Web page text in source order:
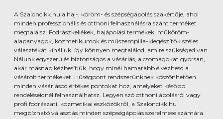
A Szaloncikk.hu a haj-, köröm- és szépségápolás szakértője, ahol
minden professzionális és otthoni felhasználásra szánt terméket
megtalálsz. Fodrászkellékek, hajápolási termékek, műköröm-
alapanyagok, kozmetikumok és műszempilla-kiegészítők széles
választékát kínáljuk, így könnyen megtalálod, amire szükséged van.
Nálunk egyszerű és biztonságos a vásárlás, a csomagokat gyorsan,
akár másnap kézbesítjük, hogy minél hamarabb élvezhesd a
vásárolt termékeket. Hűségpont rendszerünknek köszönhetően
minden vásárlásod értékes pontokat hoz, amelyeket későbbi
rendeléseidnél felhasználhatsz. Legyen szó otthoni ápolásról vagy
profi fodrászati, kozmetikai eszközökről, a Szaloncikk.hu
megbízható választás minden szépségápolás szerelmese számára.